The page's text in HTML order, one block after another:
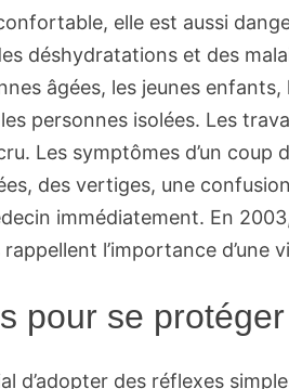
elle est aussi
déshydratations et des
âgées, les jeunes
personnes isolées. Les
Les symptômes d’un
des vertiges, une
immédiatement. En
l’importance d’une
pour se
d’adopter des réflexes